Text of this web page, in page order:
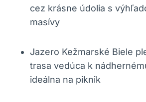
cez krásne údolia s
masívy
Jazero Kežmarské Biele
trasa vedúca k
ideálna na piknik